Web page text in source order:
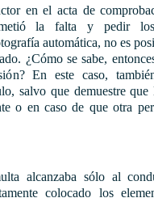
en el acta de
la falta y pedir
automática, no es
¿Cómo se sabe,
En este caso,
salvo que demuestre que
o en caso de que otra
alcanzaba sólo al
colocado los